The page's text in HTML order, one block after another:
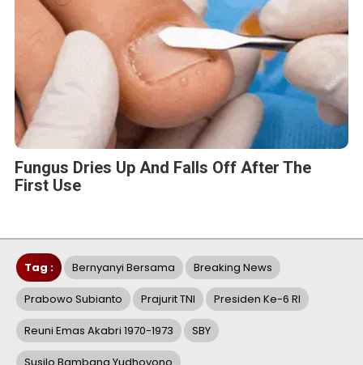
Fungus Dries Up And Falls Off After The
First Use
Tag : Bernyanyi Bersama Breaking News
Prabowo Subianto Prajurit TNI Presiden Ke-6 RI
Reuni Emas Akabri 1970-1973 SBY